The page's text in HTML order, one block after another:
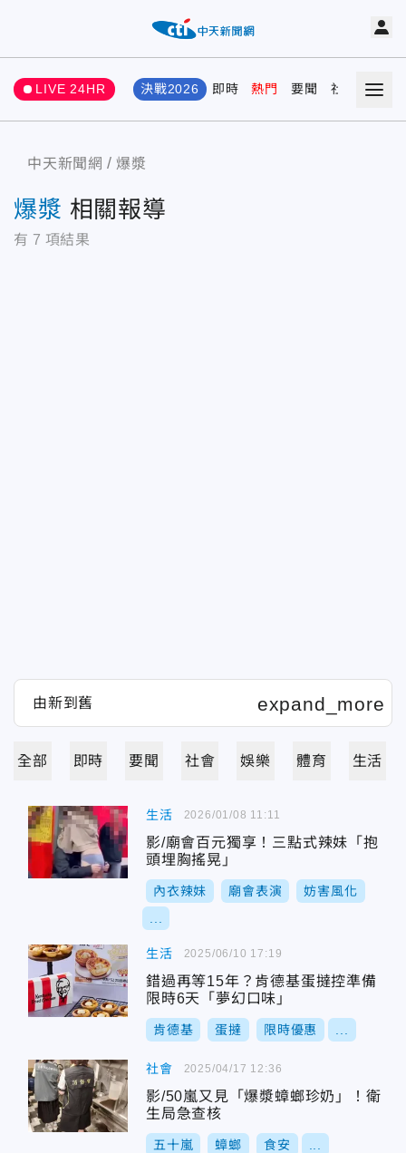
LIVE 24HR 決戰2026 即時 熱門 要聞 社會 娛樂
中天新聞網 爆漿
爆漿 相關報導
有 7 項結果
全部 即時 要聞 社會 娛樂 體育 生活
生活
影/廟會百元獨享！三點式辣妹「抱
頭埋胸搖晃」
內衣辣妹 廟會表演 妨害風化
2026/01/08 11:11
生活
錯過再等15年？肯德基蛋撻控準備
限時6天「夢幻口味」
肯德基 蛋撻 限時優惠
2025/06/10 17:19
社會
影/50嵐又見「爆漿蟑螂珍奶」！衛
生局急查核
五十嵐 蟑螂 食安
2025/04/17 12:36